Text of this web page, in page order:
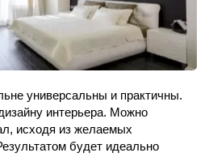
универсальны и практичны.
интерьера. Можно
исходя из желаемых
будет идеально